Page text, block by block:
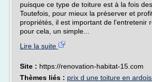
puisque ce type de toiture est à la fois
Toutefois, pour mieux la préserver et
propriétés, il est important de l'entretenir
pour cela, un simple...
Lire la suite
Site : https://renovation-habitat-15.com
Thèmes liés : prix d une toiture en